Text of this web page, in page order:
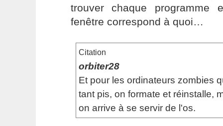
trouver chaque programme
fenêtre correspond à quoi…
Citation
orbiter28
Et pour les ordinateurs zombies
tant pis, on formate et réinstalle,
on arrive à se servir de l'os.